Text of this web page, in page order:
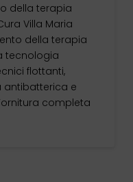
della terapia
Villa Maria
della terapia
tecnologia
flottanti,
antibatterica e
completa